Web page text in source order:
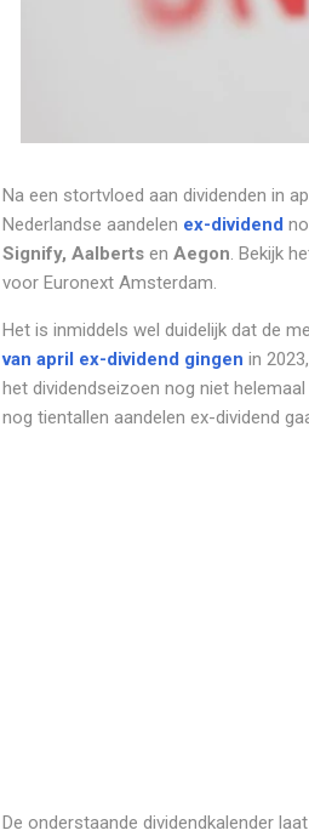
Na een stortvloed aan dividenden in
Nederlandse aandelen ex-dividend
Signify, Aalbertsen Aegon. Bekijk
voor Euronext Amsterdam.
Het is inmiddels wel duidelijk dat de
van april ex-dividend gingen in
het dividendseizoen nog niet
nog tientallen aandelen ex-dividend
De onderstaande dividendkalender